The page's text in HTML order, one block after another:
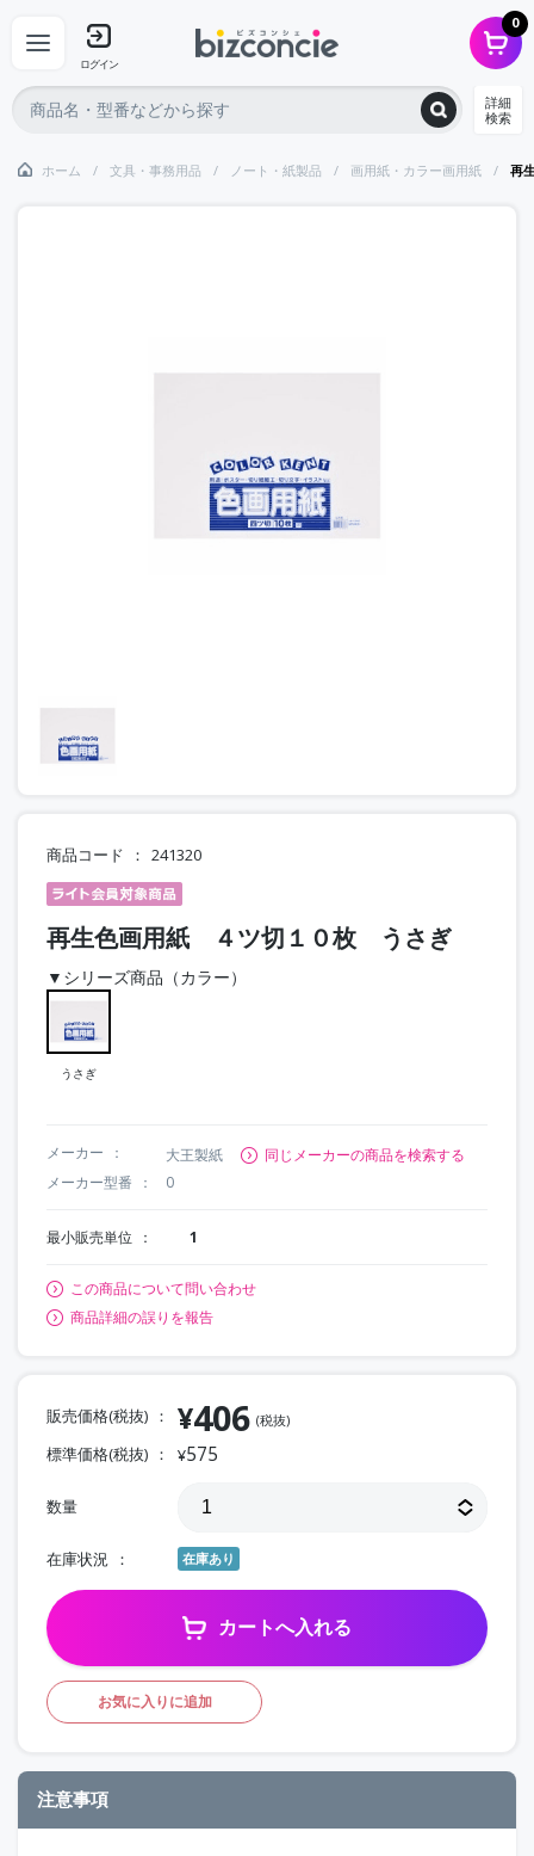
ログイン
0
詳細
検索
ホーム 文具・事務用品 ノート・紙製品 画用紙・カラー画用紙 再
商品コード 241320
再生色画用紙 ４ツ切１０枚 うさぎ
▼シリーズ商品（カラー）
うさぎ
メーカー 大王製紙
同じメーカーの商品を検索する
メーカー型番
0
最小販売単位 1
この商品について問い合わせ
商品詳細の誤りを報告
販売価格(税抜) ¥406 (税抜)
標準価格(税抜) ¥575
数量
在庫状況 在庫あり
カートへ入れる
お気に入りに追加
注意事項